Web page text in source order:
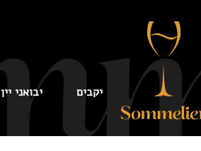
יקבים יבואני יין